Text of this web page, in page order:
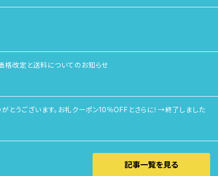
格改定と送料についてのお知らせ
がとうございます。お礼クーポン10％OFFとさらに！→終了しました
記事一覧を見る